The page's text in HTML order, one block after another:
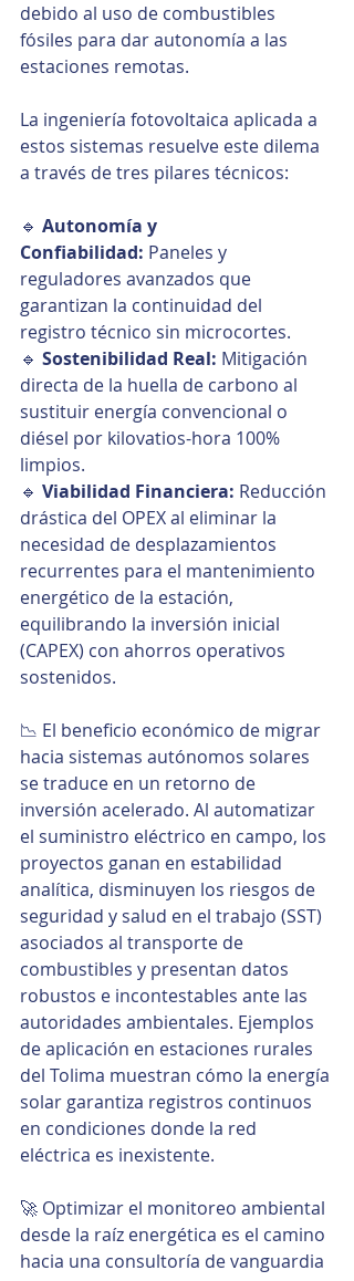
debido al uso de combustibles
fósiles para dar autonomía a las
estaciones remotas.
La ingeniería fotovoltaica aplicada a
estos sistemas resuelve este dilema
a través de tres pilares técnicos:
🔹 Autonomía y
Confiabilidad: Paneles y
reguladores avanzados que
garantizan la continuidad del
registro técnico sin microcortes.
🔹 Sostenibilidad Real: Mitigación
directa de la huella de carbono al
sustituir energía convencional o
diésel por kilovatios-hora 100%
limpios.
🔹 Viabilidad Financiera: Reducción
drástica del OPEX al eliminar la
necesidad de desplazamientos
recurrentes para el mantenimiento
energético de la estación,
equilibrando la inversión inicial
(CAPEX) con ahorros operativos
sostenidos.
📉 El beneficio económico de migrar
hacia sistemas autónomos solares
se traduce en un retorno de
inversión acelerado. Al automatizar
el suministro eléctrico en campo, los
proyectos ganan en estabilidad
analítica, disminuyen los riesgos de
seguridad y salud en el trabajo (SST)
asociados al transporte de
combustibles y presentan datos
robustos e incontestables ante las
autoridades ambientales. Ejemplos
de aplicación en estaciones rurales
del Tolima muestran cómo la energía
solar garantiza registros continuos
en condiciones donde la red
eléctrica es inexistente.
🚀 Optimizar el monitoreo ambiental
desde la raíz energética es el camino
hacia una consultoría de vanguardia